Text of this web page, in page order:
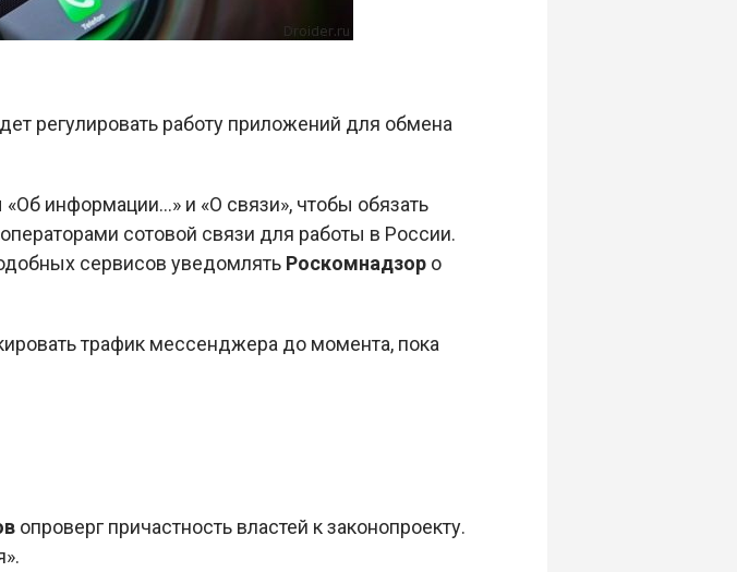
регулировать работу приложений для обмена
информации…» и «О связи», чтобы обязать
сотовой связи для работы в России.
сервисов уведомлять Роскомнадзоро
трафик мессенджера до момента, пока
опроверг причастность властей к законопроекту.